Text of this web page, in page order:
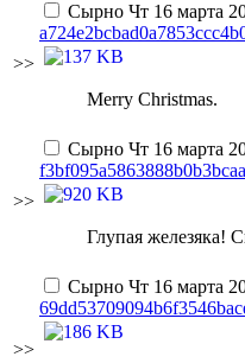
>>
Сырно Чт 16 марта
Merry Christmas.
>>
Сырно Чт 16 марта
Глупая железяка!
>>
Сырно Чт 16 марта